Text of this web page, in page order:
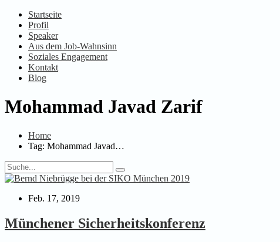
Startseite
Profil
Speaker
Aus dem Job-Wahnsinn
Soziales Engagement
Kontakt
Blog
Mohammad Javad Zarif
Home
Tag: Mohammad Javad…
Feb. 17, 2019
Münchener Sicherheitskonferenz